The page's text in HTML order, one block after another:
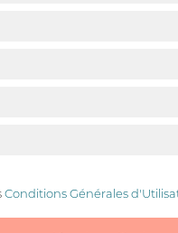
Conditions Générales